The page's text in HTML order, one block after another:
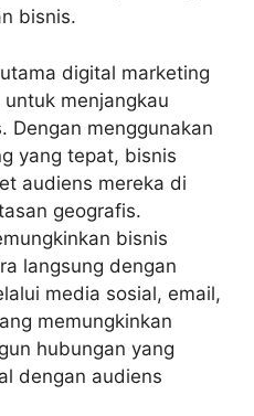
bisnis.
digital marketing
menjangkau
Dengan menggunakan
yang tepat, bisnis
audiens mereka di
geografis.
bisnis
langsung dengan
media sosial, email,
memungkinkan
hubungan yang
dengan audiens